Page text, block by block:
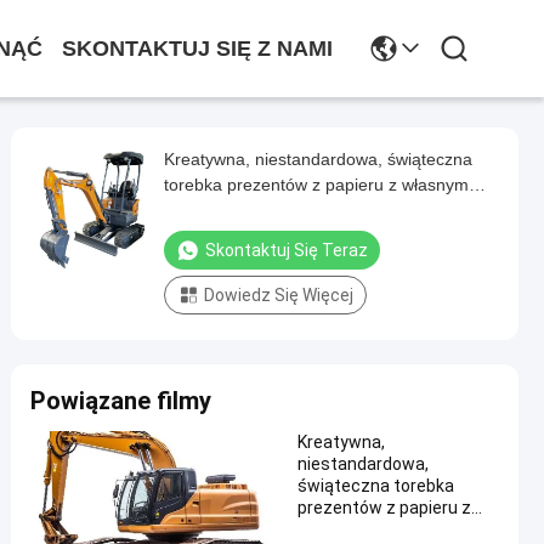
SKONTAKTUJ SIĘ Z NAMI
Kreatywna, niestandardowa, świąteczna
torebka prezentów z papieru z własnym
Skontaktuj Się Teraz
Dowiedz Się Więcej
Powiązane filmy
Kreatywna,
niestandardowa,
świąteczna torebka
prezentów z papieru z